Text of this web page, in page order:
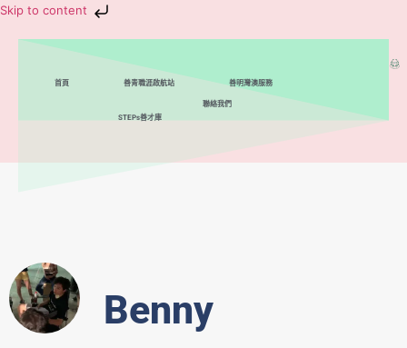
Skip to content
首頁 善青職涯啟航站 善明灣澳服務
STEPs善才庫
聯絡我們
Benny